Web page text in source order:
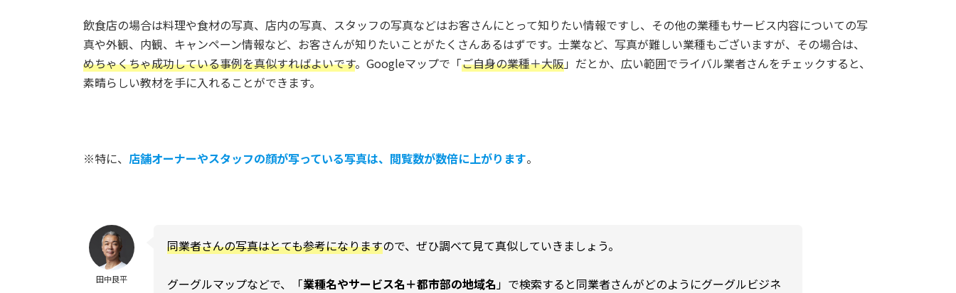
飲食店の場合は料理や食材の写真、店内の写真、スタッフの写真などはお客さんにとって知りたい情報ですし、その他の業種もサービス内容についての写
真や外観、内観、キャンペーン情報など、お客さんが知りたいことがたくさんあるはずです。士業など、写真が難しい業種もございますが、その場合は、
めちゃくちゃ成功している事例を真似すればよいです。Googleマップで「ご自身の業種＋大阪」だとか、広い範囲でライバル業者さんをチェックすると、
素晴らしい教材を手に入れることができます。
※特に、 店舗オーナーやスタッフの顔が写っている写真は、閲覧数が数倍に上がります。
田中良平
同業者さんの写真はとても参考になりますので、ぜひ調べて見て真似していきましょう。
グーグルマップなどで、「業種名やサービス名＋都市部の地域名 」で検索すると同業者さんがどのようにグーグルビジネ